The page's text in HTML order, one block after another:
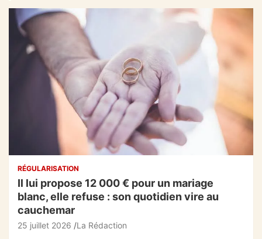
RÉGULARISATION
Il lui propose 12 000 € pour un mariage
blanc, elle refuse : son quotidien vire au
cauchemar
25 juillet 2026 La Rédaction